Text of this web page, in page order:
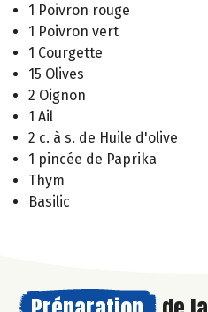
1 Poivron rouge
1 Poivron vert
1 Courgette
15 Olives
2 Oignon
1 Ail
2 c. à s. de Huile d'olive
1 pincée de Paprika
Thym
Basilic